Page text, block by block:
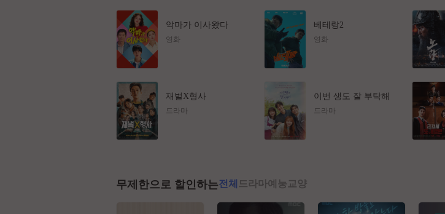
악마가 이사왔다
영화
베테랑2
영화
재벌X형사
드라마
이번 생도 잘 부탁해
드라마
무제한으로 할인하는전체 드라마예능 교양